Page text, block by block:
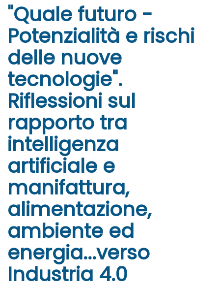
"Quale futuro -
Potenzialità e rischi
delle nuove
tecnologie".
Riflessioni sul
rapporto tra
intelligenza
artificiale e
manifattura,
alimentazione,
ambiente ed
energia...verso
Industria 4.0